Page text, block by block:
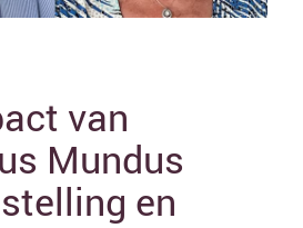
van
Mundus
en